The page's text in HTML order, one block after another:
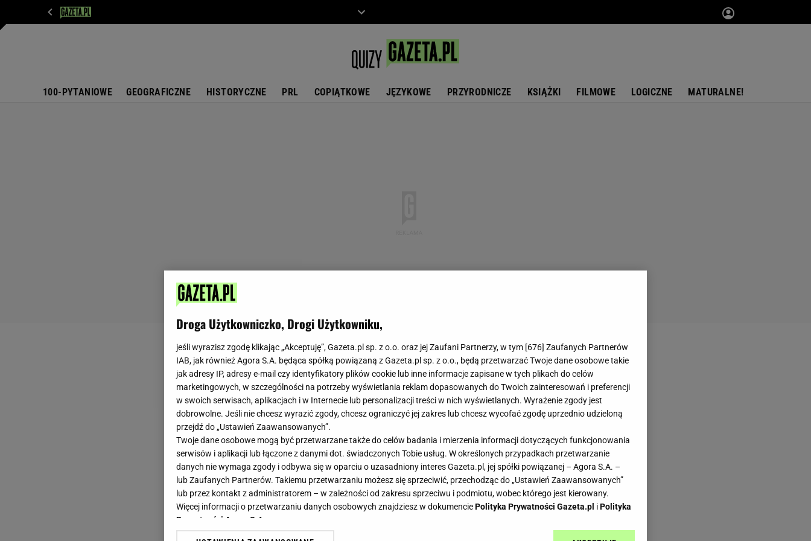
100-PYTANIOWE GEOGRAFICZNE HISTORYCZNE PRL COPIĄTKOWE JĘZYKOWE PRZYRODNICZE KSIĄŻKI FILMOWE LOGICZNE MATURALNE!
Droga Użytkowniczko, Drogi Użytkowniku,
jeśli wyrazisz zgodę klikając „Akceptuję”, Gazeta.pl sp. z o.o. oraz jej Zaufani Partnerzy, w tym [676] Zaufanych Partnerów
IAB, jak również Agora S.A. będąca spółką powiązaną z Gazeta.pl sp. z o.o., będą przetwarzać Twoje dane osobowe takie
jak adresy IP, adresy e-mail czy identyfikatory plików cookie lub inne informacje zapisane w tych plikach do celów
marketingowych, w szczególności na potrzeby wyświetlania reklam dopasowanych do Twoich zainteresowań i preferencji
w swoich serwisach, aplikacjach i w Internecie lub personalizacji treści w nich wyświetlanych. Wyrażenie zgody jest
dobrowolne. Jeśli nie chcesz wyrazić zgody, chcesz ograniczyć jej zakres lub chcesz wycofać zgodę uprzednio udzieloną
przejdź do „Ustawień Zaawansowanych”.
Twoje dane osobowe mogą być przetwarzane także do celów badania i mierzenia informacji dotyczących funkcjonowania
serwisów i aplikacji lub łączone z danymi dot. świadczonych Tobie usług. W określonych przypadkach przetwarzanie
danych nie wymaga zgody i odbywa się w oparciu o uzasadniony interes Gazeta.pl, jej spółki powiązanej – Agora S.A. –
lub Zaufanych Partnerów. Takiemu przetwarzaniu możesz się sprzeciwić, przechodząc do „Ustawień Zaawansowanych”
lub przez kontakt z administratorem – w zależności od zakresu sprzeciwu i podmiotu, wobec którego jest kierowany.
Więcej informacji o przetwarzaniu danych osobowych znajdziesz w dokumenciePolityka Prywatności Gazeta.pl iPolityka
Prywatności Agora S.A.